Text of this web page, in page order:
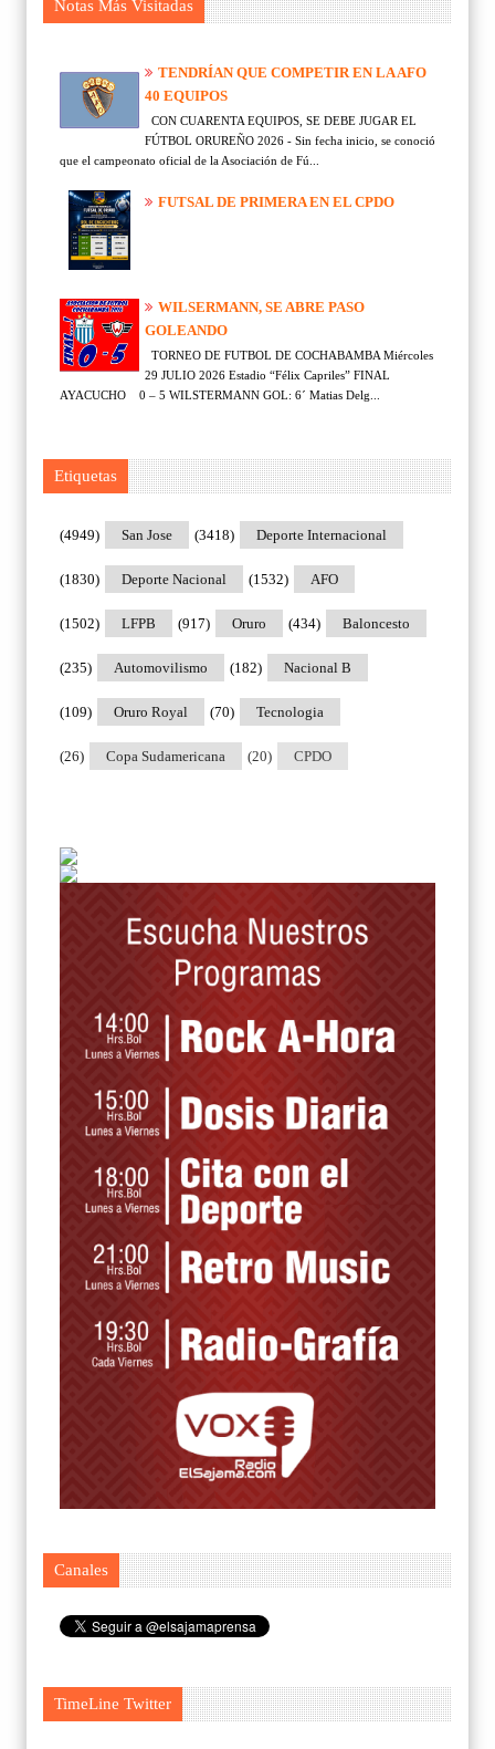
Notas Más Visitadas
TENDRÍAN QUE COMPETIR EN LA AFO
40 EQUIPOS
CON CUARENTA EQUIPOS, SE DEBE JUGAR EL
FÚTBOL ORUREÑO 2026 - Sin fecha inicio, se conoció
que el campeonato oficial de la Asociación de Fú...
FUTSAL DE PRIMERA EN EL CPDO
WILSERMANN, SE ABRE PASO
GOLEANDO
TORNEO DE FUTBOL DE COCHABAMBA Miércoles
29 JULIO 2026 Estadio “Félix Capriles” FINAL
AYACUCHO 0 – 5 WILSTERMANN GOL: 6´ Matias Delg...
Etiquetas
San Jose
(4949) Deporte Internacional
(3418)
Deporte Nacional
(1830) AFO
(1532)
LFPB
(1502) Oruro
(917) Baloncesto
(434)
Automovilismo
(235) Nacional B
(182)
Oruro Royal
(109) Tecnologia
(70)
Copa Sudamericana
(26) CPDO
(20)
Canales
TimeLine Twitter